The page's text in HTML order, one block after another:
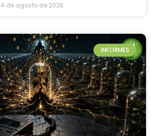
4 de agosto de 2026
INFORMES